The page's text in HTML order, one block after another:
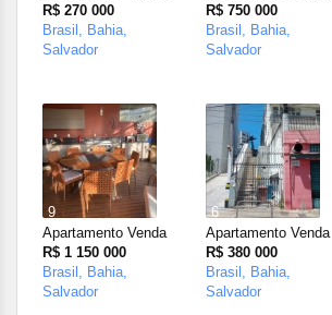
R$ 270 000
Brasil, Bahia,
Salvador
R$ 750 000
Brasil, Bahia,
Salvador
9
Apartamento Venda
R$ 1 150 000
Brasil, Bahia,
Salvador
6
Apartamento Venda
R$ 380 000
Brasil, Bahia,
Salvador